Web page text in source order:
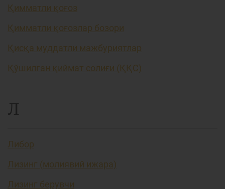
Қимматли қоғоз
Қимматли қоғозлар бозори
Қисқа муддатли мажбуриятлар
Қўшилган қиймат солиғи (ҚҚС)
Л
Либор
Лизинг (молиявий ижара)
Лизинг берувчи